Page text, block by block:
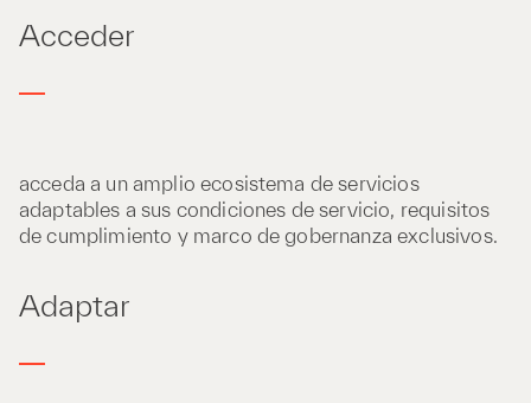
Acceder
acceda a un amplio ecosistema de servicios
adaptables a sus condiciones de servicio, requisitos
de cumplimiento y marco de gobernanza exclusivos.
Adaptar